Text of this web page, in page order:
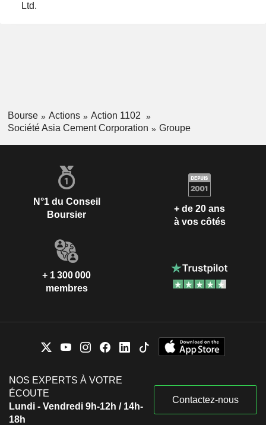
Ltd.
Bourse Actions
Action 1102
Société Asia Cement Corporation
Groupe
N°1 du Conseil
Boursier
+ de 20 ans
à vos côtés
+ 1 300 000
membres
NOS EXPERTS À VOTRE
ÉCOUTE
Lundi - Vendredi 9h-12h / 14h-
18h
Contactez-nous